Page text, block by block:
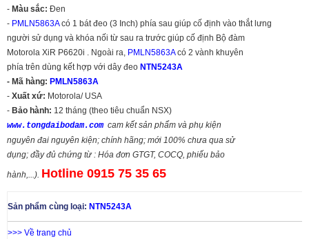
- Màu sắc: Đen
- PMLN5863Acó 1 bát đeo (3 Inch) phía sau giúp cố định vào thắt lưng
người sử dụng và khóa nối từ sau ra trước giúp cố định Bộ đàm
Motorola XiR P6620i . Ngoài ra, PMLN5863Acó 2 vành khuyên
phía trên dùng kết hợp với dây đeo NTN5243A
- Mã hàng: PMLN5863A
- Xuất xứ: Motorola/ USA
- Bảo hành: 12 tháng (theo tiêu chuẩn NSX)
www.tongdaibodam.com cam kết sản phẩm và phụ kiện
nguyên đai nguyên kiện; chính hãng; mới 100% chưa qua sử
dụng; đầy đủ chứng từ : Hóa đơn GTGT, COCQ, phiếu bảo
hành,...). Hotline 0915 75 35 65
Sản phẩm cùng loại: NTN5243A
>>> Về trang chủ